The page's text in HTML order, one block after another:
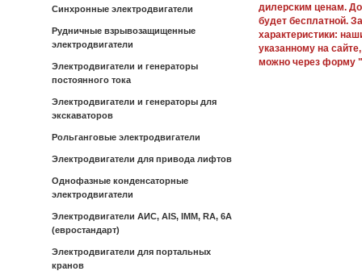
Синхронные электродвигатели
Рудничные взрывозащищенные
электродвигатели
Электродвигатели и генераторы
постоянного тока
Электродвигатели и генераторы для
экскаваторов
Рольганговые электродвигатели
Электродвигатели для привода лифтов
Однофазные конденсаторные
электродвигатели
Электродвигатели АИС, AIS, IMM, RA, 6A
(евростандарт)
Электродвигатели для портальных
кранов
дилерским ценам.
будет бесплатной.
характеристики:
указанному на
можно через форму